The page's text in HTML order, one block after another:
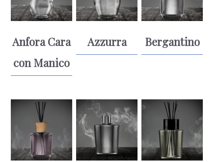
Anfora Cara
con Manico
Azzurra Bergantino